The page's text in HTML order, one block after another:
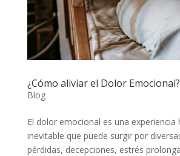
¿Cómo aliviar el Dolor Emocional?
Blog
El dolor emocional es una experiencia
inevitable que puede surgir por
pérdidas, decepciones, estrés